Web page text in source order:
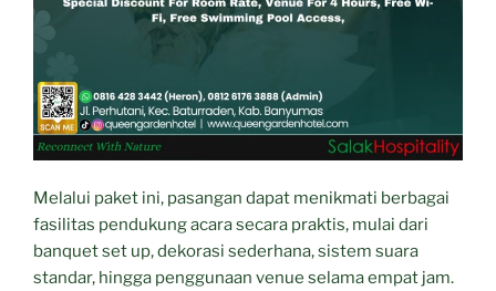
Melalui paket ini, pasangan dapat menikmati berbagai
fasilitas pendukung acara secara praktis, mulai dari
banquet set up, dekorasi sederhana, sistem suara
standar, hingga penggunaan venue selama empat jam.